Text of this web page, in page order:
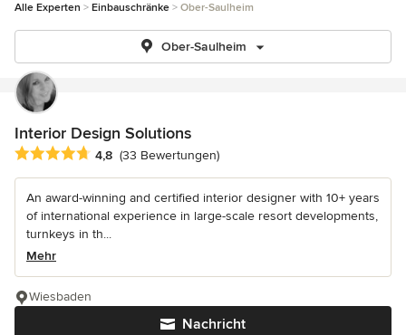
Alle Experten Einbauschränke Ober-Saulheim
Ober-Saulheim
Interior Design Solutions
Durchschnittliche Bewertung: 4.8 von 5 Sternen
4,8 (33 Bewertungen)
An award-winning and certified interior designer with 10+ years
of international experience in large-scale resort developments,
turnkeys in th...
Mehr
Nachricht
Wiesbaden